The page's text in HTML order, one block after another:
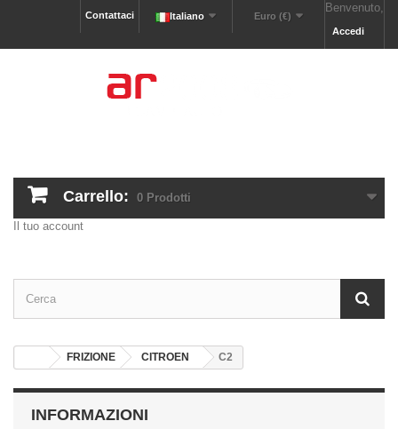
Benvenuto,
Accedi
Euro (€)
Italiano
Contattaci
Carrello: 0 Prodotti
Il tuo account
FRIZIONE CITROEN C2
INFORMAZIONI